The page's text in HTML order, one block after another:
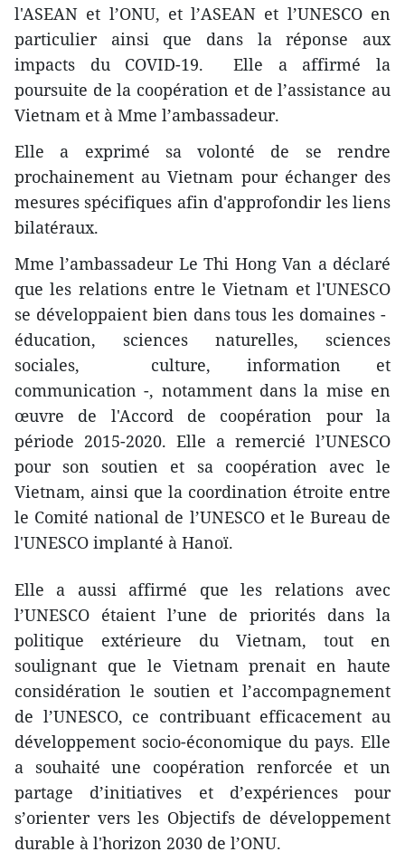
l'ASEAN et l’ONU, et l’ASEAN et l’UNESCO en
particulier ainsi que dans la réponse aux
impacts du COVID-19. Elle a affirmé la
poursuite de la coopération et de l’assistance au
Vietnam et à Mme l’ambassadeur.
Elle a exprimé sa volonté de se rendre
prochainement au Vietnam pour échanger des
mesures spécifiques afin d'approfondir les liens
bilatéraux.
Mme l’ambassadeur Le Thi Hong Van a déclaré
que les relations entre le Vietnam et l'UNESCO
se développaient bien dans tous les domaines -
éducation, sciences naturelles, sciences
sociales, culture, information et
communication -, notamment dans la mise en
œuvre de l'Accord de coopération pour la
période 2015-2020. Elle a remercié l’UNESCO
pour son soutien et sa coopération avec le
Vietnam, ainsi que la coordination étroite entre
le Comité national de l’UNESCO et le Bureau de
l'UNESCO implanté à Hanoï.
Elle a aussi affirmé que les relations avec
l’UNESCO étaient l’une de priorités dans la
politique extérieure du Vietnam, tout en
soulignant que le Vietnam prenait en haute
considération le soutien et l’accompagnement
de l’UNESCO, ce contribuant efficacement au
développement socio-économique du pays. Elle
a souhaité une coopération renforcée et un
partage d’initiatives et d’expériences pour
s’orienter vers les Objectifs de développement
durable à l'horizon 2030 de l’ONU.